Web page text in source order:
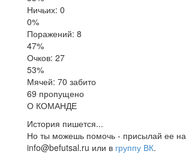
Ничьих: 0
0%
Поражений: 8
47%
Очков: 27
53%
Мячей: 70 забито
69 пропущено
О КОМАНДЕ
История пишется...
Но ты можешь помочь - присылай ее на
info@befutsal.ru или в группу ВК.